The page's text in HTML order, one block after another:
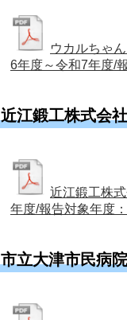
ウカルちゃ
6年度～令和7年度/
近江鍛工株式会
近江鍛工株
年度/報告対象年度
市立大津市民病院